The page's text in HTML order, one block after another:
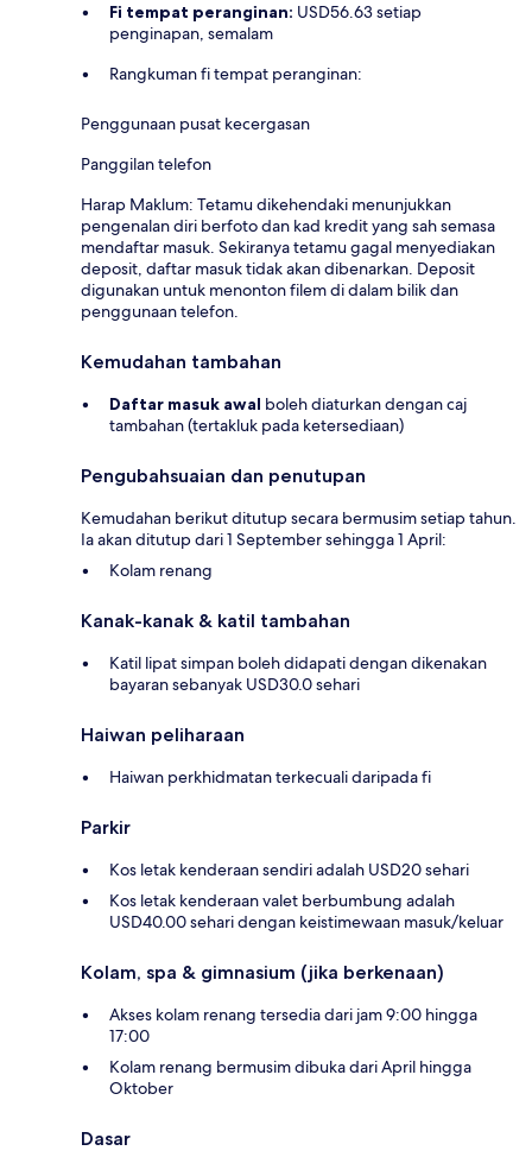
Fi tempat peranginan: USD56.63 setiap
penginapan, semalam
Rangkuman fi tempat peranginan:
Penggunaan pusat kecergasan
Panggilan telefon
Harap Maklum: Tetamu dikehendaki menunjukkan
pengenalan diri berfoto dan kad kredit yang sah semasa
mendaftar masuk. Sekiranya tetamu gagal menyediakan
deposit, daftar masuk tidak akan dibenarkan. Deposit
digunakan untuk menonton filem di dalam bilik dan
penggunaan telefon.
Kemudahan tambahan
Daftar masuk awal boleh diaturkan dengan caj
tambahan (tertakluk pada ketersediaan)
Pengubahsuaian dan penutupan
Kemudahan berikut ditutup secara bermusim setiap tahun.
Ia akan ditutup dari 1 September sehingga 1 April:
Kolam renang
Kanak-kanak & katil tambahan
Katil lipat simpan boleh didapati dengan dikenakan
bayaran sebanyak USD30.0 sehari
Haiwan peliharaan
Haiwan perkhidmatan terkecuali daripada fi
Parkir
Kos letak kenderaan sendiri adalah USD20 sehari
Kos letak kenderaan valet berbumbung adalah
USD40.00 sehari dengan keistimewaan masuk/keluar
Kolam, spa & gimnasium (jika berkenaan)
Akses kolam renang tersedia dari jam 9:00 hingga
17:00
Kolam renang bermusim dibuka dari April hingga
Oktober
Dasar